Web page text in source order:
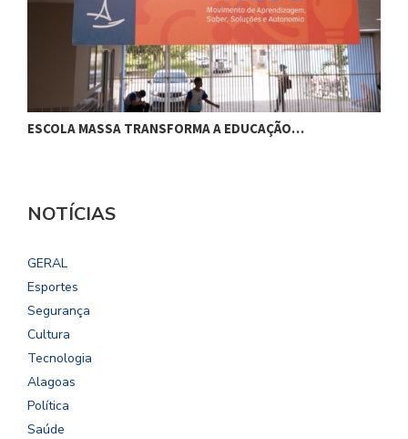
ESCOLA MASSA TRANSFORMA A EDUCAÇÃO…
NOTÍCIAS
GERAL
Esportes
Segurança
Cultura
Tecnologia
Alagoas
Política
Saúde